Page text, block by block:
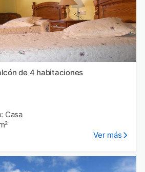
de 4 habitaciones
Casa
Ver más